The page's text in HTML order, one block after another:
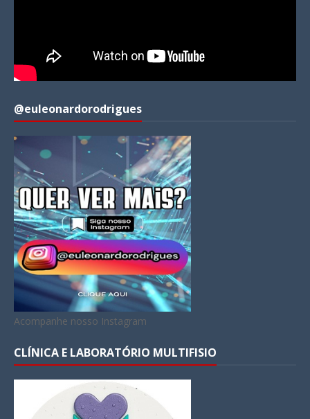
@euleonardorodrigues
Acompanhe nosso Instagram
CLÍNICA E LABORATÓRIO MULTIFISIO